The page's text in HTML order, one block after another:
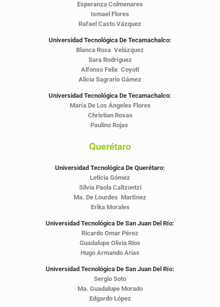
Esperanza Colmenares
Ismael Flores
Rafael Casto Vázquez
Universidad Tecnológica De Tecamachalco:
Blanca Rosa Velázquez
Sara Rodríguez
Alfonso Felix Coyotl
Alicia Sagrario Gámez
Universidad Tecnológica De Tecamachalco:
María De Los Ángeles Flores
Christian Rosas
Paulino Rojas
Querétaro
Universidad Tecnológica De Querétaro:
Leticia Gómez
Silvia Paola Caltzontzi
Ma. De Lourdes Martínez
Erika Morales
Universidad Tecnológica De San Juan Del Río:
Ricardo Omar Pérez
Guadalupe Olivia Rios
Hugo Armando Arias
Universidad Tecnológica De San Juan Del Río:
Sergio Soto
Ma. Guadalupe Morado
Edgardo López